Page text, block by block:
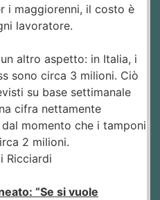
i maggiorenni, il costo è
lavoratore.
altro aspetto: in Italia, i
sono circa 3 milioni. Ciò
su base settimanale
cifra nettamente
momento che i tamponi
2 milioni.
Ricciardi
“Se si vuole